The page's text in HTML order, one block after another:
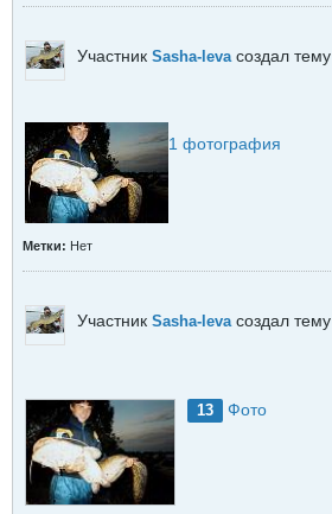
Участник Sasha-leva создал тему
1 фотография
Метки: Нет
Участник Sasha-leva создал тему
13 Фото